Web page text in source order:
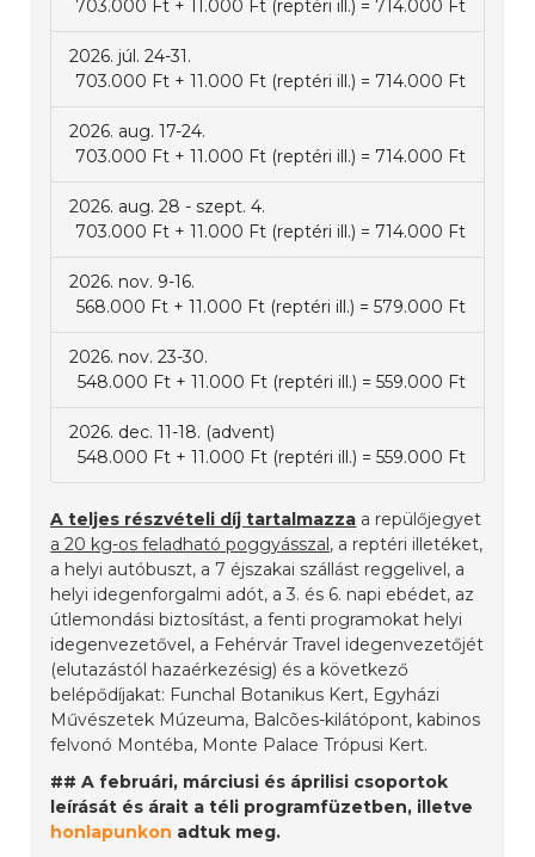
703.000 Ft + 11.000 Ft (reptéri ill.) = 714.000 Ft
2026. júl. 24-31.
703.000 Ft + 11.000 Ft (reptéri ill.) = 714.000 Ft
2026. aug. 17-24.
703.000 Ft + 11.000 Ft (reptéri ill.) = 714.000 Ft
2026. aug. 28 - szept. 4.
703.000 Ft + 11.000 Ft (reptéri ill.) = 714.000 Ft
2026. nov. 9-16.
568.000 Ft + 11.000 Ft (reptéri ill.) = 579.000 Ft
2026. nov. 23-30.
548.000 Ft + 11.000 Ft (reptéri ill.) = 559.000 Ft
2026. dec. 11-18. (advent)
548.000 Ft + 11.000 Ft (reptéri ill.) = 559.000 Ft
A teljes részvételi díj tartalmazza a repülőjegyet
a 20 kg-os feladható poggyásszal, a reptéri illetéket,
a helyi autóbuszt, a 7 éjszakai szállást reggelivel, a
helyi idegenforgalmi adót, a 3. és 6. napi ebédet, az
útlemondási biztosítást, a fenti programokat helyi
idegenvezetővel, a Fehérvár Travel idegenvezetőjét
(elutazástól hazaérkezésig) és a következő
belépődíjakat: Funchal Botanikus Kert, Egyházi
Művészetek Múzeuma, Balcões-kilátópont, kabinos
felvonó Montéba, Monte Palace Trópusi Kert.
## A februári, márciusi és áprilisi csoportok
leírását és árait a téli programfüzetben, illetve
honlapunkon adtuk meg.